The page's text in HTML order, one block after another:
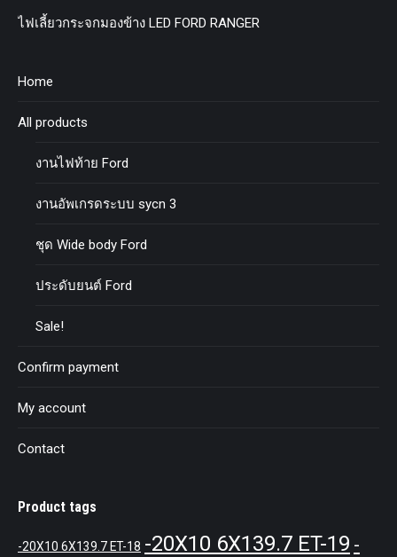
ไฟเลี้ยวกระจกมองข้าง LED FORD RANGER
Home
All products
งานไฟท้าย Ford
งานอัพเกรดระบบ sycn 3
ชุด Wide body Ford
ประดับยนต์ Ford
Sale!
Confirm payment
My account
Contact
Product tags
-20X10 6X139.7 ET-18 -20X10 6X139.7 ET-19 -